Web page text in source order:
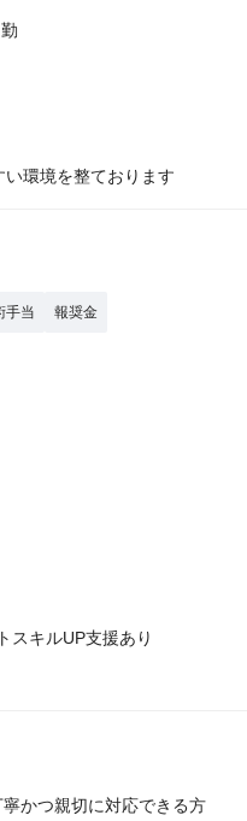
環境を整ております
手当 報奨金
スキルUP支援あり
かつ親切に対応できる方